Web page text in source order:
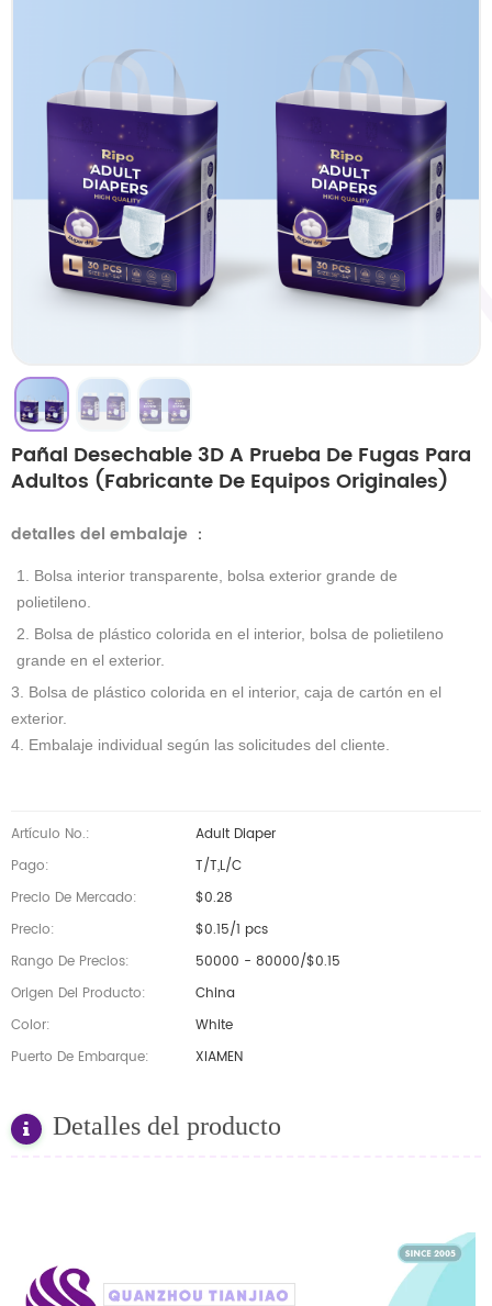
Pañal Desechable 3D A Prueba De Fugas Para
Adultos (fabricante De Equipos Originales)
detalles del embalaje ：
1. Bolsa interior transparente, bolsa exterior grande de
polietileno.
2. Bolsa de plástico colorida en el interior, bolsa de polietileno
grande en el exterior.
3. Bolsa de plástico colorida en el interior, caja de cartón en el
exterior.
4. Embalaje individual según las solicitudes del cliente.
Artículo No.:
Adult Diaper
Pago:
T/T,L/C
Precio De Mercado:
$0.28
Precio:
$0.15/1 pcs
Rango De Precios:
50000 - 80000/$0.15
Origen Del Producto:
China
Color:
White
Puerto De Embarque:
XIAMEN
Detalles del producto